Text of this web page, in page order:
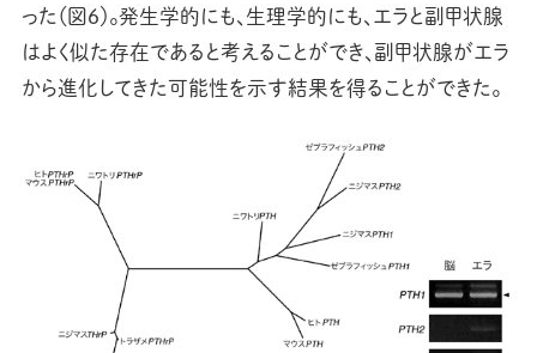
った（図6）。発生学的にも、生理学的にも、エラと副甲状腺
はよく似た存在であると考えることができ、副甲状腺がエラ
から進化してきた可能性を示す結果を得ることができた。